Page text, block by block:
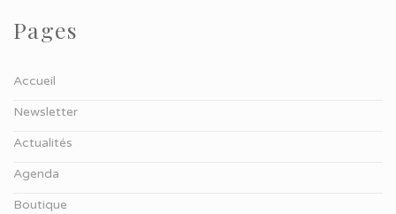
Pages
Accueil
Newsletter
Actualités
Agenda
Boutique